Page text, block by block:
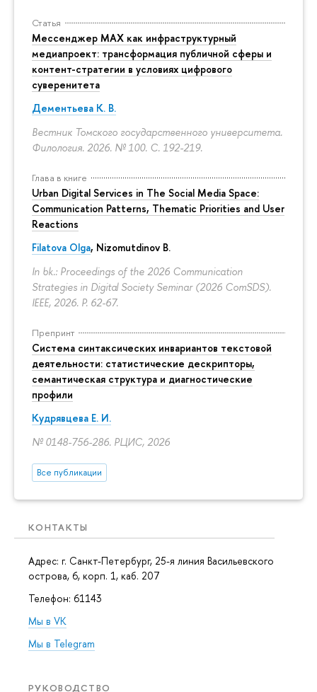
Статья
Мессенджер MAX как инфраструктурный
медиапроект: трансформация публичной сферы и
контент-стратегии в условиях цифрового
суверенитета
Дементьева К. В.
Вестник Томского государственного университета.
Филология. 2026. № 100. С. 192-219.
Глава в книге
Urban Digital Services in The Social Media Space:
Communication Patterns, Thematic Priorities and User
Reactions
Filatova Olga, Nizomutdinov B.
In bk.: Proceedings of the 2026 Communication
Strategies in Digital Society Seminar (2026 ComSDS).
IEEE, 2026. P. 62-67.
Препринт
Система синтаксических инвариантов текстовой
деятельности: статистические дескрипторы,
семантическая структура и диагностические
профили
Кудрявцева Е. И.
№ 0148-756-286. РЦИС, 2026
Все публикации
КОНТАКТЫ
Адрес: г. Санкт-Петербург, 25-я линия Васильевского
острова, 6, корп. 1, каб. 207
Телефон: 61143
Мы в VK
Мы в Telegram
РУКОВОДСТВО